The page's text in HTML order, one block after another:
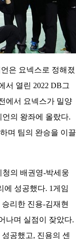
은 요넥스로 정해졌
서 열린 2022 DB그
에서 요넥스가 밀양
의 왕좌에 올랐다.
며 팀의 완승을 이끌
의 배권영-박세웅
에 성공했다. 1게임
리한 진용-김재현
나며 실점이 잦았다.
공했고, 진용의 센